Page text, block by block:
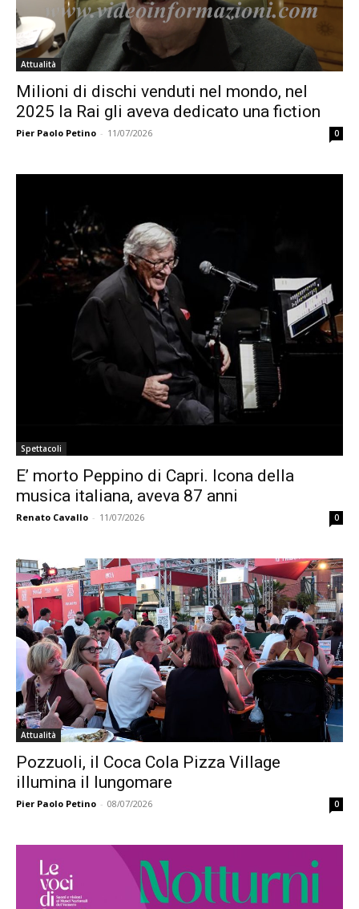
Attualità
Milioni di dischi venduti nel mondo, nel
2025 la Rai gli aveva dedicato una fiction
Pier Paolo Petino - 11/07/2026 0
Spettacoli
E’ morto Peppino di Capri. Icona della
musica italiana, aveva 87 anni
Renato Cavallo - 11/07/2026 0
Attualità
Pozzuoli, il Coca Cola Pizza Village
illumina il lungomare
Pier Paolo Petino - 08/07/2026 0